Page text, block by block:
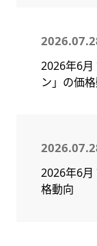
2026年6月
ン」の価
2026年6月
格動向